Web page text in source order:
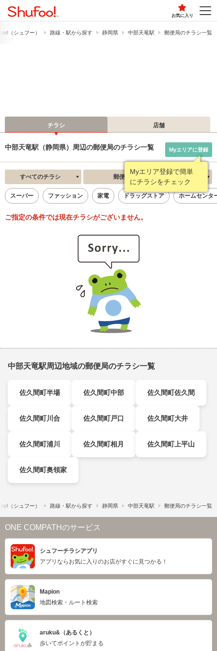
お気に入り
（シュフー） 路線・駅から探す 静岡県 中部天竜駅 郵便局のチラシ一覧
チラシ 店舗
中部天竜駅（静岡県）周辺の郵便局のチラシ一覧
Myエリア登録で簡単
にチラシをチェック
Myエリアに登録
すべてのチラシ 郵便局 新着順
スーパー ファッション 家電 ドラッグストア ホームセンタ
ご指定の条件では現在チラシがございません。
中部天竜駅周辺地域の郵便局のチラシ一覧
佐久間町半場 佐久間町中部 佐久間町佐久間
佐久間町川合 佐久間町戸口 佐久間町大井
佐久間町浦川 佐久間町相月 佐久間町上平山
佐久間町奥領家
（シュフー） 路線・駅から探す 静岡県 中部天竜駅 郵便局のチラシ一覧
ONE COMPATHのサービス
シュフーチラシアプリ
アプリならお気に入りのお店がすぐに見つかる！
Mapion
地図検索・ルート検索
aruku&（あるくと）
歩いてポイントが貯まる